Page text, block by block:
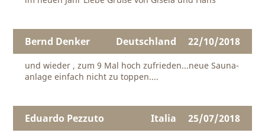
Bernd Denker 22/10/2018
Deutschland
und wieder , zum 9 Mal hoch zufrieden...neue Sauna-
anlage einfach nicht zu toppen....
Eduardo Pezzuto 25/07/2018
Italia